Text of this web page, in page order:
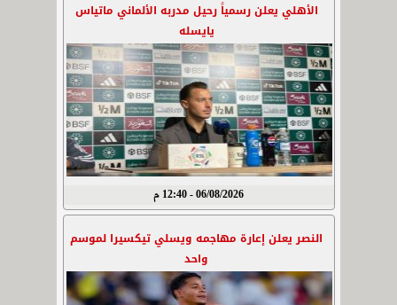
الأهلي يعلن رسمياً رحيل مدربه الألماني ماتياس
يايسله
06/08/2026 - 12:40 م
النصر يعلن إعارة مهاجمه ويسلي تيكسيرا لموسم
واحد